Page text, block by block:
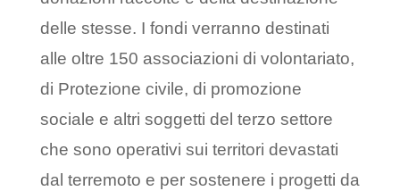
delle stesse. I fondi verranno destinati
alle oltre 150 associazioni di volontariato,
di Protezione civile, di promozione
sociale e altri soggetti del terzo settore
che sono operativi sui territori devastati
dal terremoto e per sostenere i progetti da